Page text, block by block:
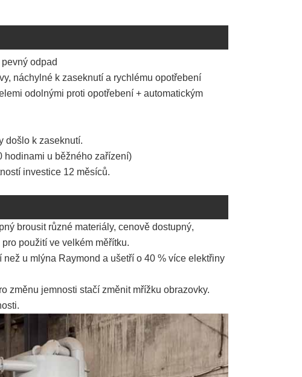
odpad
náchylné k zaseknutí a rychlému opotřebení
odolnými proti opotřebení + automatickým
došlo k zaseknutí.
hodinami u běžného zařízení)
investice 12 měsíců.
brousit různé materiály, cenově dostupný,
použití ve velkém měřítku.
u mlýna Raymond a ušetří o 40 % více elektřiny
změnu jemnosti stačí změnit mřížku obrazovky.